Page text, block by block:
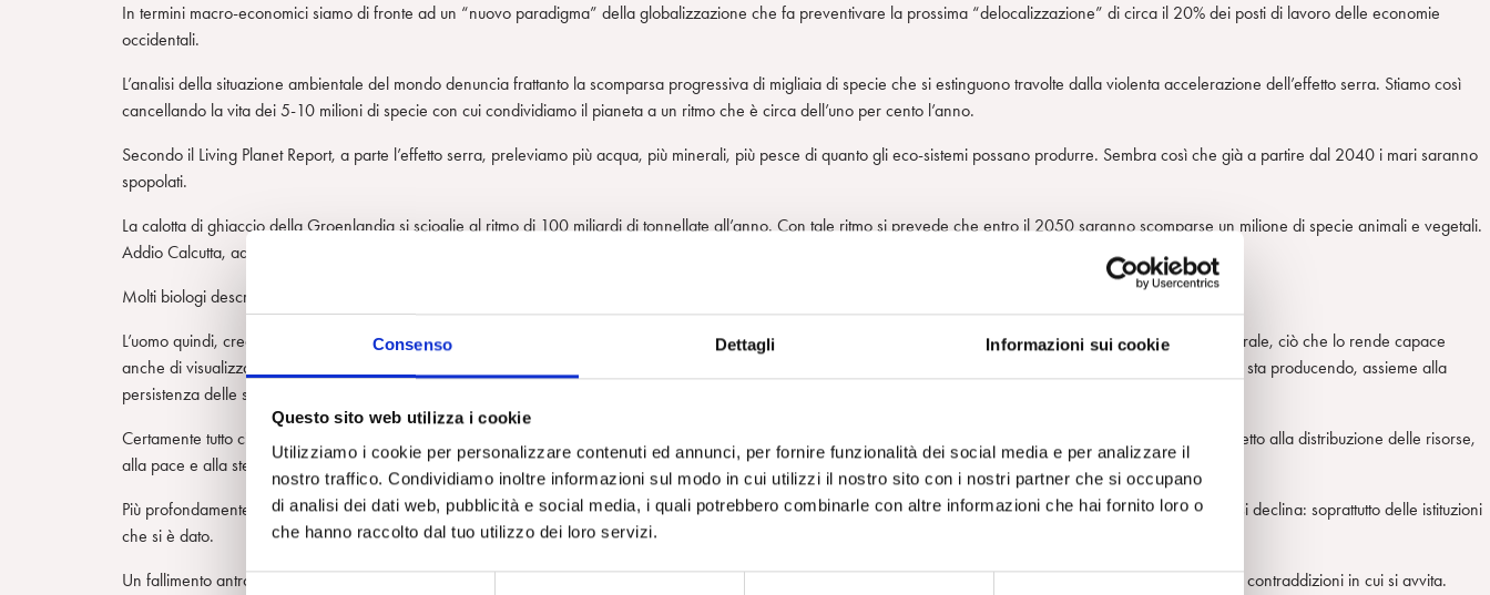
Consenso Dettagli Informazioni sui cookie
Questo sito web utilizza i cookie
Utilizziamo i cookie per personalizzare contenuti ed annunci, per fornire funzionalità dei social media e per analizzare il
nostro traffico. Condividiamo inoltre informazioni sul modo in cui utilizzi il nostro sito con i nostri partner che si occupano
di analisi dei dati web, pubblicità e social media, i quali potrebbero combinarle con altre informazioni che hai fornito loro o
che hanno raccolto dal tuo utilizzo dei loro servizi.
S
In termini macro-economici siamo di fronte ad un “nuovo paradigma” della globalizzazione che fa preventivare la prossima “delocalizzazione” di circa il 20% dei posti di lavoro delle economie
occidentali.
L’analisi della situazione ambientale del mondo denuncia frattanto la scomparsa progressiva di migliaia di specie che si estinguono travolte dalla violenta accelerazione dell’effetto serra. Stiamo così
cancellando la vita dei 5-10 milioni di specie con cui condividiamo il pianeta a un ritmo che è circa dell’uno per cento l’anno.
Secondo il Living Planet Report, a parte l’effetto serra, preleviamo più acqua, più minerali, più pesce di quanto gli eco-sistemi possano produrre. Sembra così che già a partire dal 2040 i mari saranno
spopolati.
La calotta di ghiaccio della Groenlandia si scioglie al ritmo di 100 miliardi di tonnellate all’anno. Con tale ritmo si prevede che entro il 2050 saranno scomparse un milione di specie animali e vegetali.
Addio Calcutta, addio San Francisco, addio Olanda.
Molti biologi descrivono quanto sta succedendo sotto i nostri occhi come la sesta estinzione di massa della storia della terra, la prima che porta la firma dell’uomo.
L’uomo quindi, creato ad immagine del Creatore di tutte le cose, l’unico “animale” capace di speculazione riflessiva a motivo dello sviluppo della sua corteccia cerebrale, ciò che lo rende capace
anche di visualizzare il bello, di concepire la morte e di produrre la musica di Mozart; ebbene l’uomo, nella sua articolazione planetaria individuo-gruppo-istituzione, sta producendo, assieme alla
persistenza delle sperequazioni, delle guerre e dei fondamentalismi, condizioni irreversibili di danneggiamento del suo habitat.
Certamente tutto ciò è relativo ad un fallimento della politica e soprattutto del dialogo tra i vari modelli di sviluppo, che si stanno rivelando insufficienti e incongrui rispetto alla distribuzione delle risorse,
alla pace e alla stessa sostenibilità ambientale da parte del nostro pianeta.
Più profondamente è un fallimento e una condizione inquietante dell’uomo, del suo “buon senso” e delle prerogative costruttive delle formazioni collettive in cui egli si declina: soprattutto delle istituzioni
che si è dato.
Un fallimento antropologico direi: ciò che ci fa parlare dell’uomo come di un “animale sbagliato”, alla fine sostanzialmente distruttivo e incapace di sopravvivere alle contraddizioni in cui si avvita.